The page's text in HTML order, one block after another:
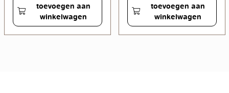
toevoegen aan
winkelwagen
toevoegen aan
winkelwagen